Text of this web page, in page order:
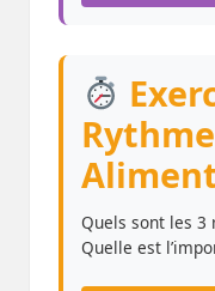
Quels sont les 3
Quelle est